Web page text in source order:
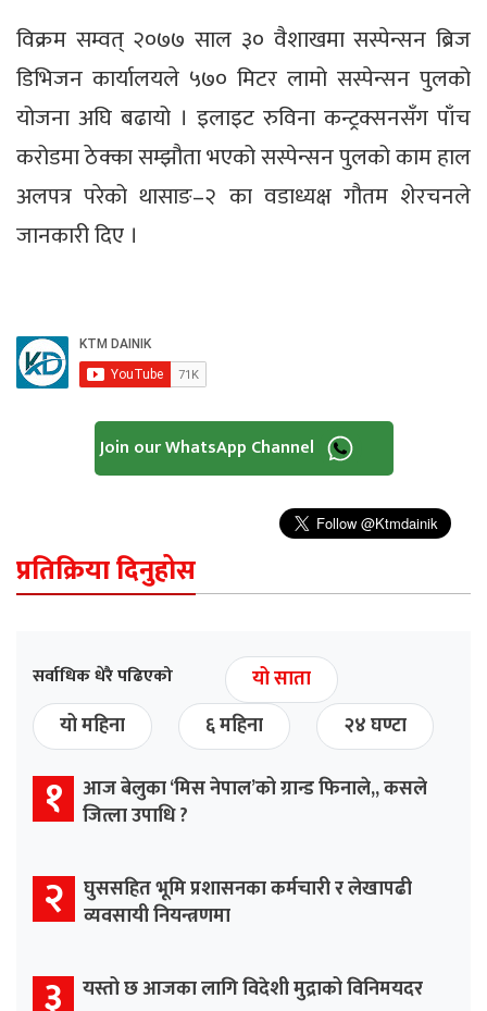
विक्रम सम्वत् २०७७ साल ३० वैशाखमा सस्पेन्सन ब्रिज
डिभिजन कार्यालयले ५७० मिटर लामो सस्पेन्सन पुलको
योजना अघि बढायो । इलाइट रुविना कन्ट्रक्सनसँग पाँच
करोडमा ठेक्का सम्झौता भएको सस्पेन्सन पुलको काम हाल
अलपत्र परेको थासाङ–२ का वडाध्यक्ष गौतम शेरचनले
जानकारी दिए ।
Join our WhatsApp Channel
प्रतिक्रिया दिनुहोस
सर्वाधिक धेरै पढिएको
यो साता
यो महिना
६ महिना २४ घण्टा
१
आज बेलुका ‘मिस नेपाल’को ग्रान्ड फिनाले,, कसले
जित्ला उपाधि ?
२
घुससहित भूमि प्रशासनका कर्मचारी र लेखापढी
व्यवसायी नियन्त्रणमा
यस्तो छ आजका लागि विदेशी मुद्राको विनिमयदर